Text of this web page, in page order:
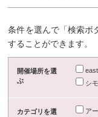
条件を選んで「検索ボ
することができます。
開催場所を選
ぶ
シ
カテゴリを選
ア